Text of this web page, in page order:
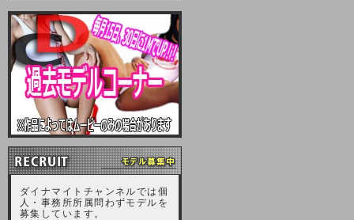
ますが、ご理解の程を宜しくお願い
致します。
2022-09-01 (木)
【サーバーメンテナンスのお知ら
せ】
9月10日（土曜日）AM6：00から
AM8：00（予定）サーバーメンテ
ナンスを致します。ご迷惑をおかけ
しますが、宜しくお願い致します。
2021-10-22 (金)
ダイナマイトチャンネルでは個
人・事務所所属問わずモデルを
募集しています。